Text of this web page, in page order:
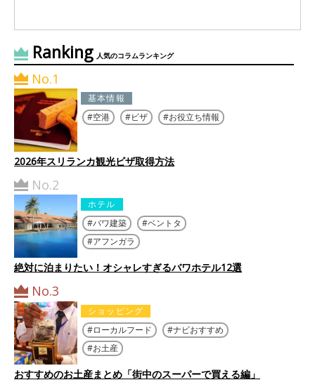
Ranking 人気のコラムランキング
No.1
基本情報
空港
ビザ お役立ち情報
2026年スリランカ観光ビザ取得方法
No.2
ホテル
バワ建築
ベントタ
アフンガラ
絶対に泊まりたい！オシャレすぎるバワホテル12選
No.3
ショッピング
ローカルフード
ナビおすすめ
お土産
おすすめのお土産まとめ「街中のスーパーで買える編」